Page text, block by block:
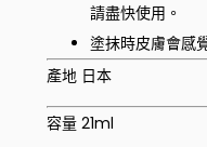
請盡快使用。
塗抹時皮膚會感
產地 日本
容量 21ml